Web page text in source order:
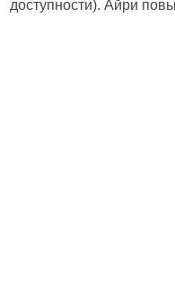
доступности). Айри